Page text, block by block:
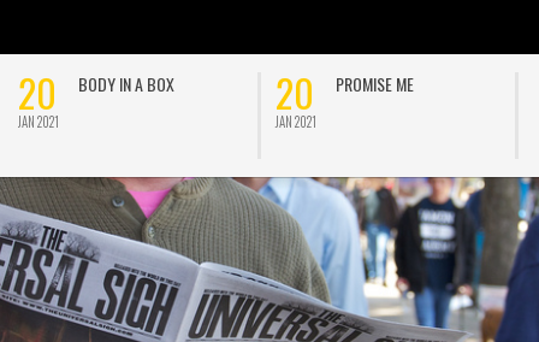
20
JAN 2021
BODY IN A BOX 20
JAN 2021
PROMISE ME